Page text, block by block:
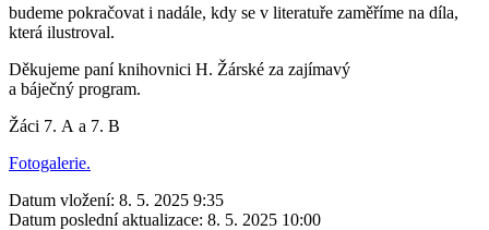
budeme pokračovat i nadále, kdy se v literatuře zaměříme na díla,
která ilustroval.
Děkujeme paní knihovnici H. Žárské za zajímavý
a báječný program.
Žáci 7. A a 7. B
Fotogalerie.
Datum vložení: 8. 5. 2025 9:35
Datum poslední aktualizace: 8. 5. 2025 10:00